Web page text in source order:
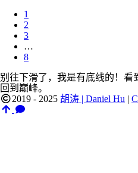
1
2
3
…
8
别往下滑了，我是有底线的！看
回到巅峰。
2019 - 2025 胡涛 | Daniel Hu |